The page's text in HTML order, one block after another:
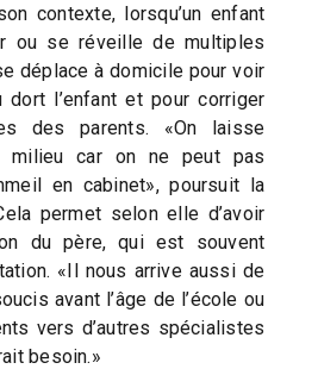
contexte, lorsqu’un enfant
ou se réveille de multiples
déplace à domicile pour voir
dort l’enfant et pour corriger
des parents. «On laisse
milieu car on ne peut pas
en cabinet», poursuit la
permet selon elle d’avoir
du père, qui est souvent
«Il nous arrive aussi de
avant l’âge de l’école ou
vers d’autres spécialistes
besoin.»